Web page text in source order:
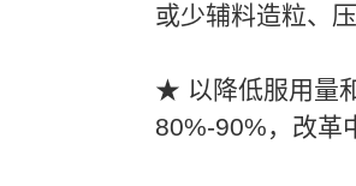
或少辅料造粒、
★ 以降低服用
80%-90%，改革